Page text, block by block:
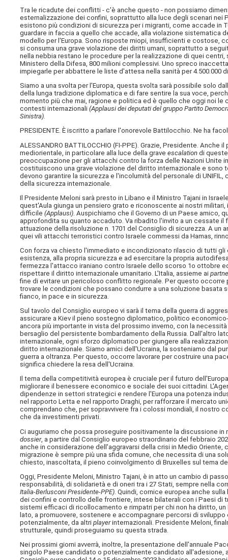
Tra le ricadute dei conflitti - c'è anche questo - non possiamo
esternalizzazione dei confini, soprattutto alla luce degli scenari nei
esistono più condizioni di sicurezza per i migranti, come accade in
guardare in faccia a quello che accade, alla violazione sistematica
modello per l'Europa. Sono risposte miopi, insufficienti e costose,
si consuma una grave violazione dei diritti umani, soprattutto a
nella nebbia restano le procedure per la realizzazione di quei
Ministero della Difesa, 800 milioni complessivi. Uno spreco
impiegarle per abbattere le liste d'attesa nella sanità per 4.500.000
Siamo a una svolta per l'Europa, questa svolta sarà possibile solo
della lunga tradizione diplomatica e di fare sentire la sua voce,
momento più che mai, ragione e politica ed è quello che oggi noi
contesti internazionali(Applausi dei deputati del gruppo Partito
Sinistra).
PRESIDENTE. È iscritto a parlare l'onorevole Battilocchio. Ne ha
ALESSANDRO BATTILOCCHIO (FI-PPE). Grazie, Presidente. Anche
mediorientale, in particolare alla luce della graveescalation di
preoccupazione per gli attacchi contro la forza delle Nazioni Unite
costituiscono una grave violazione del diritto internazionale e
devono garantire la sicurezza e l'incolumità del personale di
della sicurezza internazionale.
Il Presidente Meloni sarà presto in Libano e il Ministro Tajani in
quest'Aula giunga un pensiero grato e riconoscente ai nostri
difficile(Applausi) . Auspichiamo che il Governo di un Paese amico,
approfondita su quanto accaduto. Va ribadito l'invito a un cessate
attuazione della risoluzione n. 1701 del Consiglio di sicurezza. A
quei vili attacchi terroristici contro Israele commessi da Hamas,
Con forza va chiesto l'immediato e incondizionato rilascio di tutti
esistenza, alla propria sicurezza e ad esercitare la propria
fermezza l'attacco iraniano contro Israele dello scorso 1o ottobre
rispettare il diritto internazionale umanitario. L'Italia, assieme ai
fine di evitare un pericoloso conflitto regionale. Per questo
trovare le condizioni che possano condurre a una soluzione
fianco, in pace e in sicurezza.
Sul tavolo del Consiglio europeo vi sarà il tema della guerra di
assicurare a Kiev il pieno sostegno diplomatico, politico
ancora più importante in vista del prossimo inverno, con la
bersaglio del persistente bombardamento della Russia. Dall'altro
internazionale, ogni sforzo diplomatico per giungere alla
diritto internazionale. Siamo amici dell'Ucraina, la sosteniamo dal
guerra a oltranza. Per questo, occorre lavorare per costruire una
significa chiedere la resa dell'Ucraina.
Il tema della competitività europea è cruciale per il futuro
migliorare il benessere economico e sociale dei suoi cittadini.
dipendenze in settori strategici e rendere l'Europa una potenza
nel rapporto Letta e nel rapporto Draghi, per rafforzare il mercato
comprendano che, per sopravvivere fra i colossi mondiali, il nostro
che da investimenti privati.
Ci auguriamo che possa proseguire positivamente la discussione
dossier, a partire dal Consiglio europeo straordinario del febbraio
anche in considerazione dell'aggravarsi della crisi in Medio
migrazione è sempre più una sfida comune, che necessita di una
chiesto, inascoltata, il pieno coinvolgimento di Bruxelles sul tema
Oggi, Presidente Meloni, Ministro Tajani, è in atto un cambio di
responsabilità, di solidarietà e di oneri tra i 27 Stati, sempre nella
Italia-Berlusconi Presidente-PPE) . Quindi, cornice europea anche
dei confini e controllo delle frontiere, intese bilaterali con i Paesi di
sistemi efficaci di ricollocamento e rimpatri per chi non ha diritto,
lato, a promuovere, sostenere e accompagnare percorsi di
potenzialmente, da altriplayerinternazionali. Presidente Meloni,
strutturale, quindi proseguiamo su questa strada.
Nei prossimi giorni avverrà, inoltre, la presentazione dell'annuale
singolo Paese candidato o potenzialmente candidato all'adesione,